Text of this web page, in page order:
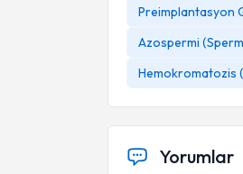
Preimplantasyon
Azospermi
Hemokromatozis
Yorumlar